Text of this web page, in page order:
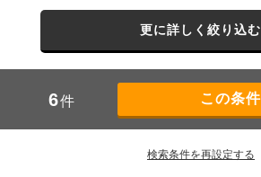
更に詳しく絞り込む
6件
検索条件を再設定する